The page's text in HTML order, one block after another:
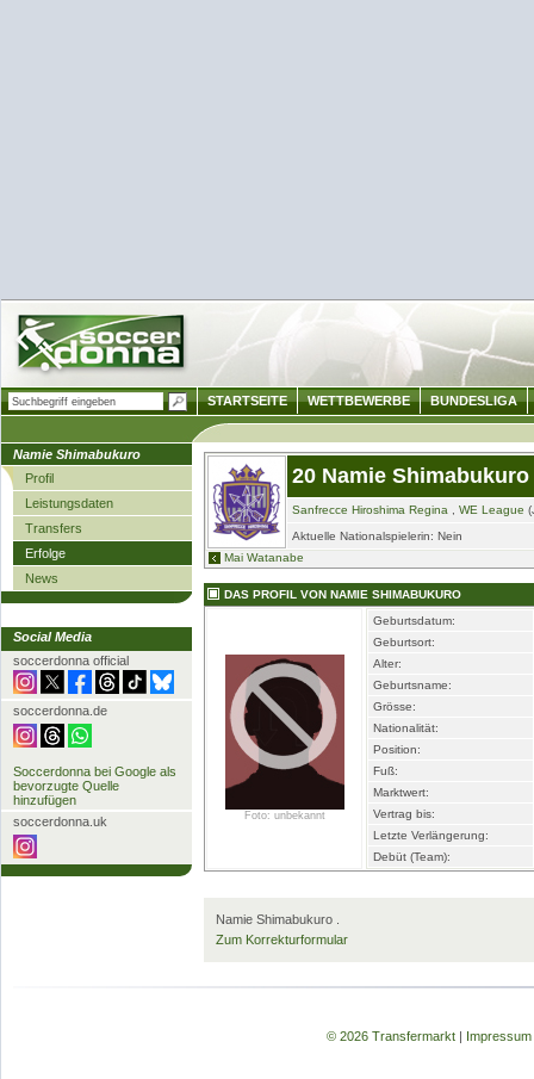
Namie Shimabukuro
Profil
Leistungsdaten
Transfers
Erfolge
News
Social Media
soccerdonna official
soccerdonna.de
Soccerdonna bei Google als
bevorzugte Quelle
hinzufügen
soccerdonna.uk
20 Namie Shimabukuro
Sanfrecce Hiroshima Regina WE League
Aktuelle Nationalspielerin: Nein
Mai Watanabe
DAS PROFIL VON NAMIE SHIMABUKURO
Foto: unbekannt
Geburtsdatum:
Geburtsort:
Alter:
Geburtsname:
Grösse:
Nationalität:
Position:
Fuß:
Marktwert:
Vertrag bis:
Letzte Verlängerung:
Debüt (Team):
Namie Shimabukuro
Zum Korrekturformular
© 2026 Transfermarkt| Impressum
STARTSEITE WETTBEWERBE BUNDESLIGA